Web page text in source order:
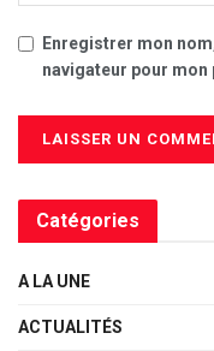
Enregistrer mon
navigateur pour
Catégories
A LA UNE
ACTUALITÉS